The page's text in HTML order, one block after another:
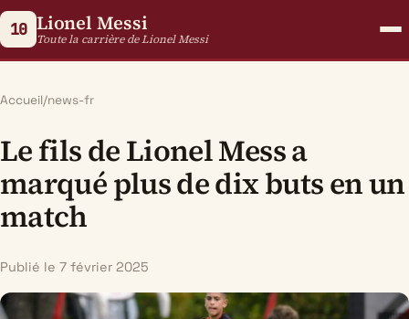
10 Lionel Messi
Toute la carrière de Lionel Messi
Accueil/news-fr
Le fils de Lionel Mess a
marqué plus de dix buts en un
match
Publié le 7 février 2025